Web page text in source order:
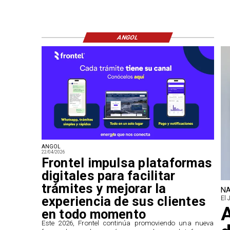
ANGOL
22/04/2026
Frontel impulsa plataformas
digitales para facilitar
trámites y mejorar la
experiencia de sus clientes
en todo momento
​Este 2026, Frontel continúa promoviendo una nueva
El
ANGOL